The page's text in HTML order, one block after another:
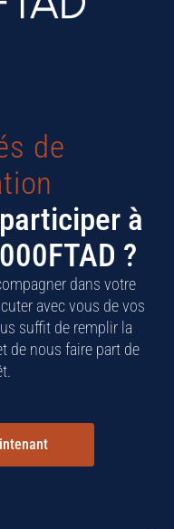
de
à
?
dans votre
avec vous de vos
suffit de remplir la
de nous faire part de